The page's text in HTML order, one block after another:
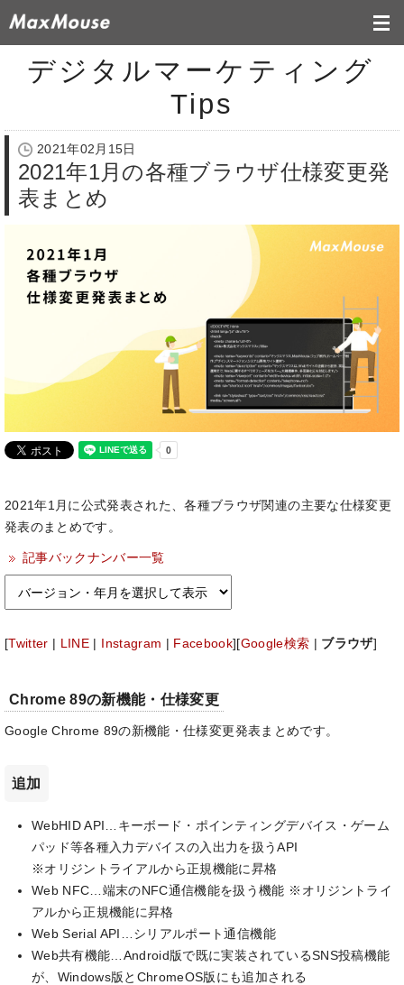
デジタルマーケティング
Tips
2021年02月15日
2021年1月の各種ブラウザ仕様変更発
表まとめ
2021年1月に公式発表された、各種ブラウザ関連の主要な仕様変更
発表のまとめです。
記事バックナンバー一覧
[Twitter LINE Instagram Facebook][Google検索 ブラウザ]
Chrome 89の新機能・仕様変更
Google Chrome 89の新機能・仕様変更発表まとめです。
追加
WebHID API…キーボード・ポインティングデバイス・ゲーム
パッド等各種入力デバイスの入出力を扱うAPI
※オリジントライアルから正規機能に昇格
Web NFC…端末のNFC通信機能を扱う機能 ※オリジントライ
アルから正規機能に昇格
Web Serial API…シリアルポート通信機能
Web共有機能…Android版で既に実装されているSNS投稿機能
が、Windows版とChromeOS版にも追加される